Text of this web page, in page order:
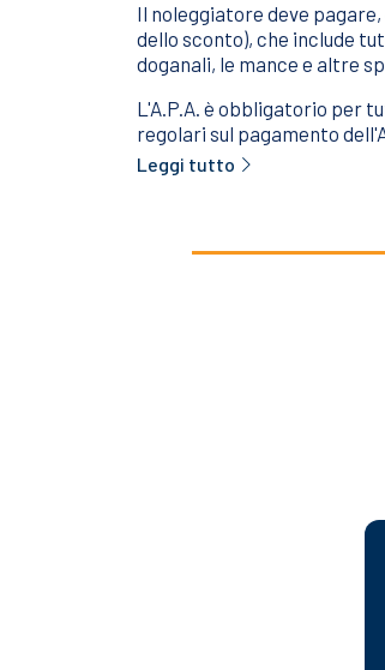
Il noleggiatore deve
dello sconto), che include
doganali, le mance e altre
L'A.P.A. è obbligatorio per
regolari sul pagamento
Leggi tutto